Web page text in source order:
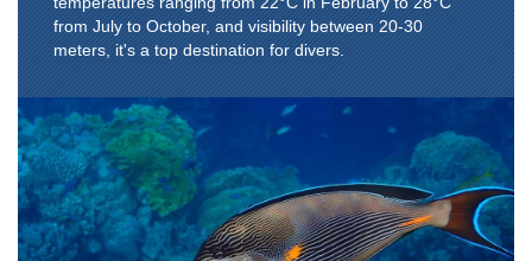
from July to October, and visibility between 20-30
meters, it's a top destination for divers.